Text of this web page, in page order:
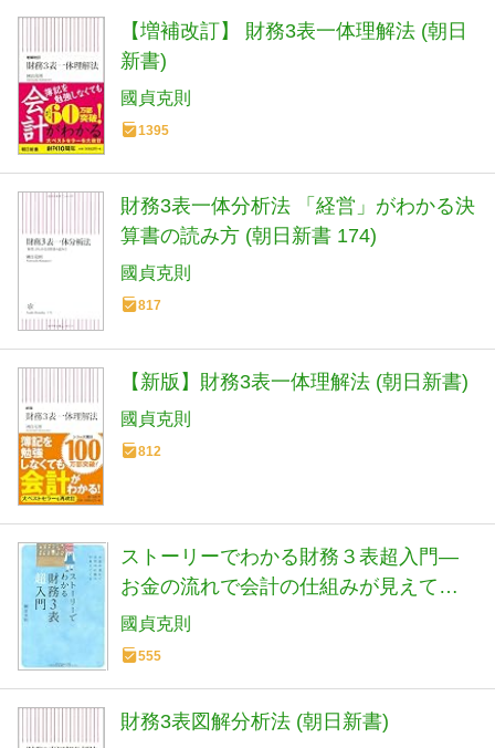
【増補改訂】 財務3表一体理解法 (朝日
新書)
國貞克則
1395
財務3表一体分析法 「経営」がわかる決
算書の読み方 (朝日新書 174)
國貞克則
817
【新版】財務3表一体理解法 (朝日新書)
國貞克則
812
ストーリーでわかる財務３表超入門―
お金の流れで会計の仕組みが見えてく
る
國貞克則
555
財務3表図解分析法 (朝日新書)